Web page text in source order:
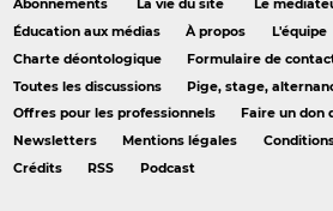
Abonnements La vie du site Le
Éducation aux médias
À propos L'équipe
Charte déontologique
Formulaire de
Toutes les discussions
Pige, stage,
Offres pour les professionnels
Faire un don
Newsletters
Mentions légales
Crédits
RSS Podcast